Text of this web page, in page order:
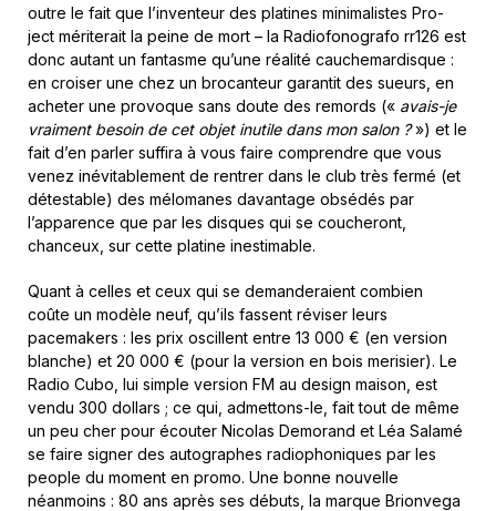
outre le fait que l’inventeur des platines minimalistes Pro-
ject mériterait la peine de mort – la Radiofonografo rr126 est
donc autant un fantasme qu’une réalité cauchemardisque :
en croiser une chez un brocanteur garantit des sueurs, en
acheter une provoque sans doute des remords (« avais-je
vraiment besoin de cet objet inutile dans mon salon ?») et le
fait d’en parler suffira à vous faire comprendre que vous
venez inévitablement de rentrer dans le club très fermé (et
détestable) des mélomanes davantage obsédés par
l’apparence que par les disques qui se coucheront,
chanceux, sur cette platine inestimable.
Quant à celles et ceux qui se demanderaient combien
coûte un modèle neuf, qu’ils fassent réviser leurs
pacemakers : les prix oscillent entre 13 000 € (en version
blanche) et 20 000 € (pour la version en bois merisier). Le
Radio Cubo, lui simple version FM au design maison, est
vendu 300 dollars ; ce qui, admettons-le, fait tout de même
un peu cher pour écouter Nicolas Demorand et Léa Salamé
se faire signer des autographes radiophoniques par les
people du moment en promo. Une bonne nouvelle
néanmoins : 80 ans après ses débuts, la marque Brionvega